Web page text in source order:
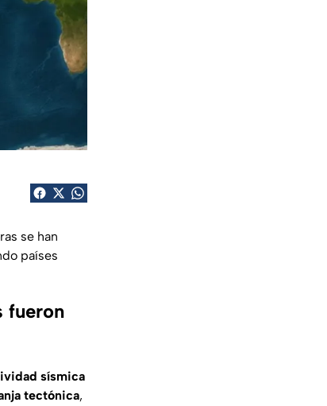
se han
países
fueron
sísmica
tectónica,